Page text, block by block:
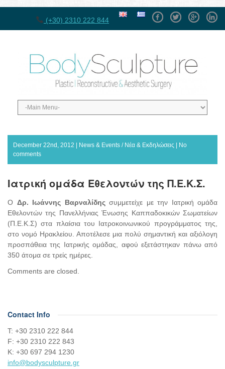
(+30) 2310 222 844
FacebookTwitterGPlus
December 22nd, 2012 | News & Events / Νέα & Εκδηλώσεις | No
comments
Ιατρική ομάδα Εθελοντών της Π.Ε.Κ.Σ.
O Δρ. Ιωάννης Βαρναλίδηςσυμμετείχε με την Ιατρική ομάδα
Εθελοντών της Πανελλήνιας Ένωσης Καππαδοκικών Σωματείων
(Π.Ε.Κ.Σ) στα πλαίσια του Ιατροκοινωνικού προγράμματος της,
στο νομό Ηρακλείου. Αποτέλεσε μια πολύ σημαντική και αξιόλογη
προσπάθεια της Ιατρικής ομάδας, αφού εξετάστηκαν πάνω από
350 άτομα σε τρείς ημέρες.
Comments are closed.
Contact Info
Τ: +30 2310 222 844
F: +30 2310 222 843
Κ: +30 697 294 1230
info@bodysculpture.gr